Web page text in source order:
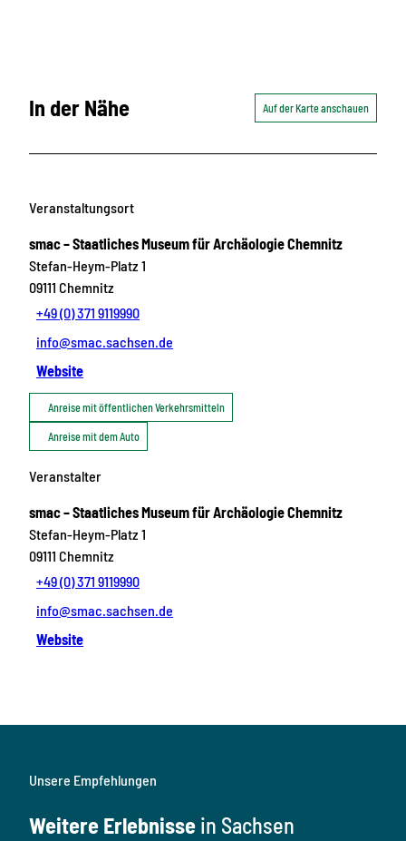
In der Nähe Auf der Karte anschauen
Veranstaltungsort
smac – Staatliches Museum für Archäologie Chemnitz
Stefan-Heym-Platz 1
09111 Chemnitz
+49 (0) 371 9119990
info@smac.sachsen.de
Website
Anreise mit öffentlichen Verkehrsmitteln
Anreise mit dem Auto
Veranstalter
smac – Staatliches Museum für Archäologie Chemnitz
Stefan-Heym-Platz 1
09111 Chemnitz
+49 (0) 371 9119990
info@smac.sachsen.de
Website
Unsere Empfehlungen
Weitere Erlebnisse in Sachsen